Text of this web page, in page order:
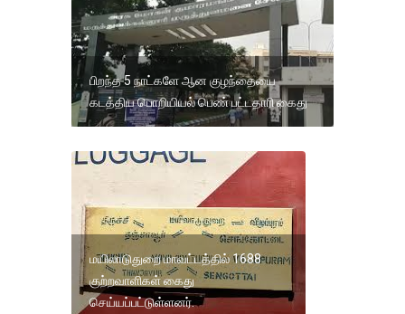
பிறந்த 5 நாட்களே ஆன குழந்தையை
கடத்திய பொறியியல் பெண் பட்டதாரி கைது
மயிலாடுதுறை மாவட்டத்தில் 1688
குற்றவாளிகள் கைது
செய்யப்பட்டுள்ளனர்.